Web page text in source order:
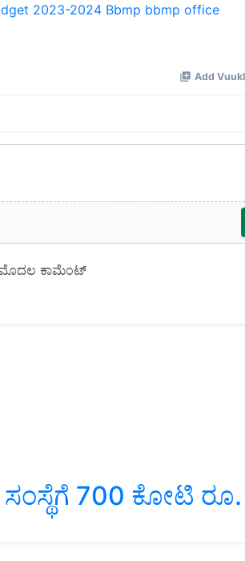
700 ಕೋಟಿ ರೂ.